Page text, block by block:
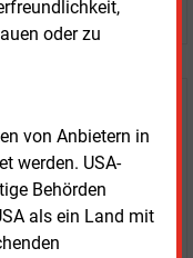
oder zu
von Anbietern in
werden. USA-
Behörden
als ein Land mit